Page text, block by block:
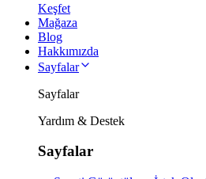
Keşfet
Mağaza
Blog
Hakkımızda
Sayfalar
Sayfalar
Yardım & Destek
Sayfalar